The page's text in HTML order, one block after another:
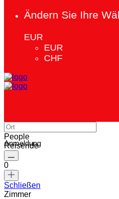
Ändern Sie Ihre
EUR
EUR
CHF
Anmeldung
People
Reisende
0
Schließen
Zimmer